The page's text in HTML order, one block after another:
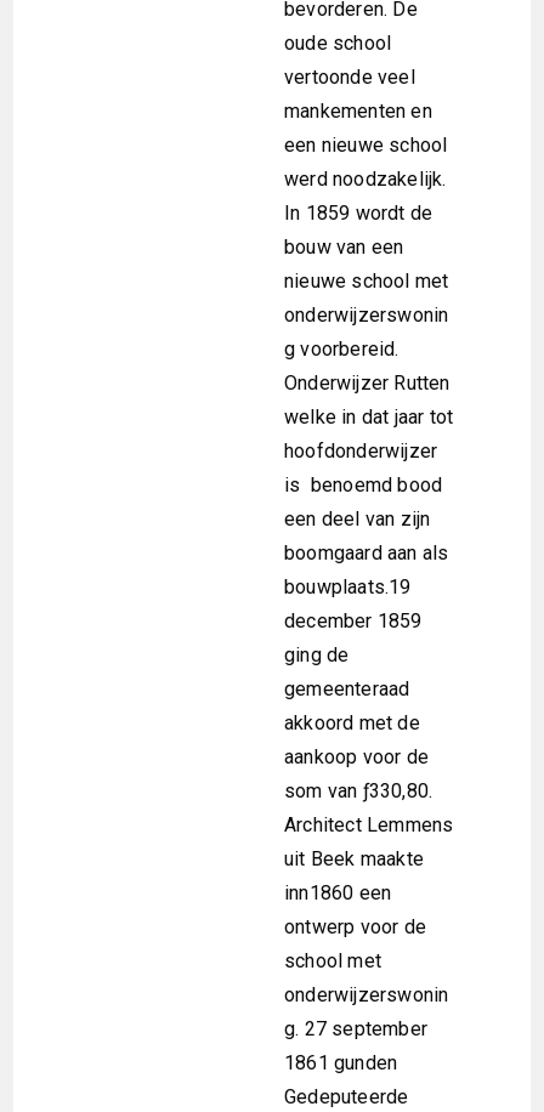
bevorderen. De
oude school
vertoonde veel
mankementen en
een nieuwe school
werd noodzakelijk.
In 1859 wordt de
bouw van een
nieuwe school met
onderwijzerswonin
g voorbereid.
Onderwijzer Rutten
welke in dat jaar tot
hoofdonderwijzer
is benoemd bood
een deel van zijn
boomgaard aan als
bouwplaats.19
december 1859
ging de
gemeenteraad
akkoord met de
aankoop voor de
som van ƒ330,80.
Architect Lemmens
uit Beek maakte
inn1860 een
ontwerp voor de
school met
onderwijzerswonin
g. 27 september
1861 gunden
Gedeputeerde